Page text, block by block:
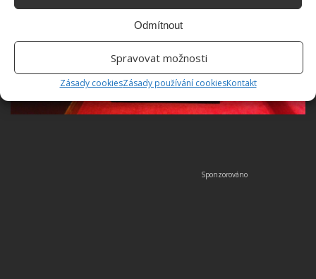
Odmítnout
Spravovat možnosti
Zásady cookiesZásady používání cookiesKontakt